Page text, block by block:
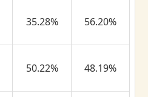
35.28% 56.20%
50.22% 48.19%